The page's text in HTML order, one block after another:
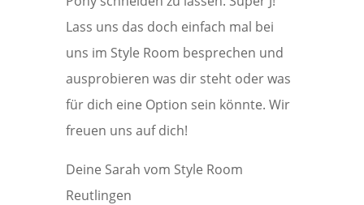
Lass uns das doch einfach mal bei
uns im Style Room besprechen und
ausprobieren was dir steht oder was
für dich eine Option sein könnte. Wir
freuen uns auf dich!
Deine Sarah vom Style Room
Reutlingen